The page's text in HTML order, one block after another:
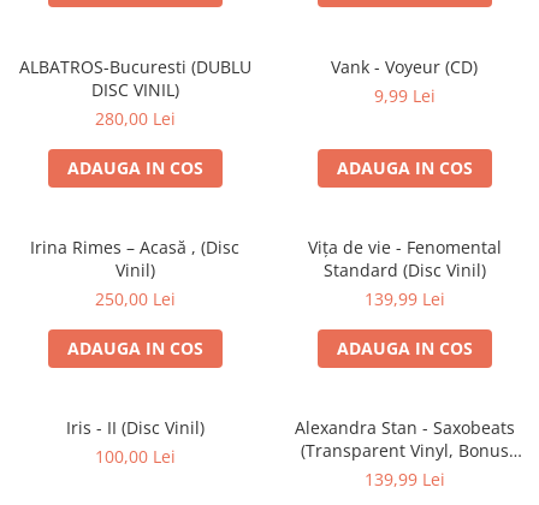
ALBATROS-Bucuresti (DUBLU
DISC VINIL)
280,00 Lei
ADAUGA IN COS
Vank - Voyeur (CD)
9,99 Lei
ADAUGA IN COS
Irina Rimes – Acasă , (Disc
Vinil)
250,00 Lei
ADAUGA IN COS
Vița de vie - Fenomental
Standard (Disc Vinil)
139,99 Lei
ADAUGA IN COS
Iris - II (Disc Vinil)
100,00 Lei
Alexandra Stan - Saxobeats
(Transparent Vinyl, Bonus
Tracks) ) (Disc Vinil)
139,99 Lei